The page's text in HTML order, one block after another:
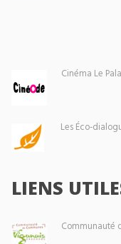
Cinéma Le
Les Éco-
LIENS
Communauté